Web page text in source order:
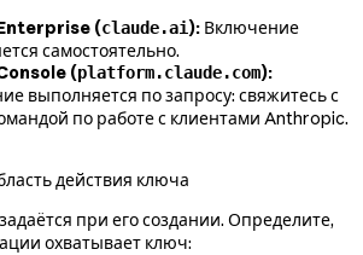
(claude.ai): Включение
самостоятельно.
(platform.claude.com):
выполняется по запросу: свяжитесь с
по работе с клиентами Anthropic.
действия ключа
при его создании. Определите,
охватывает ключ: